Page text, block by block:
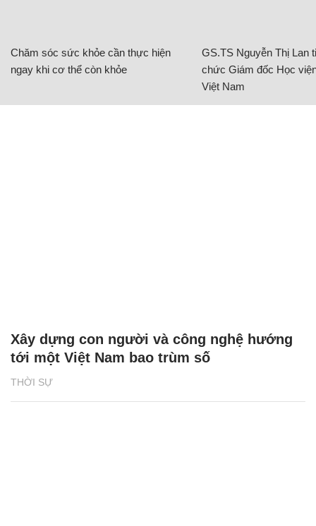
Chăm sóc sức khỏe cần thực hiện
ngay khi cơ thể còn khỏe
GS.TS Nguyễn Thị Lan
chức Giám đốc Học
Việt Nam
THỜI SỰ
Xây dựng con người và công nghệ hướng
tới một Việt Nam bao trùm số